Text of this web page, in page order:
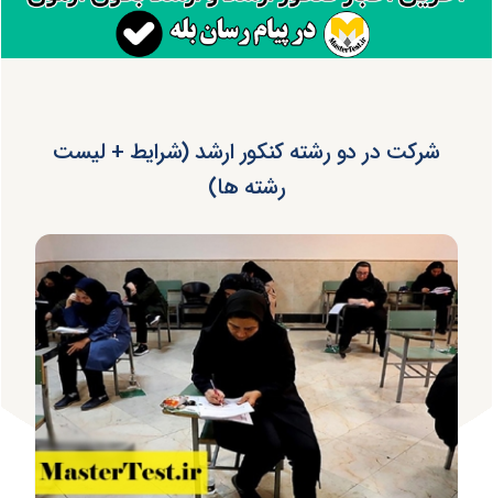
شرکت در دو رشته کنکور ارشد (شرایط + لیست
رشته ها)